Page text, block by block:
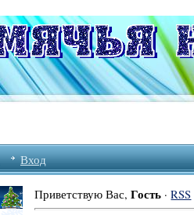
Вход
Приветствую Вас,Гость ·RSS